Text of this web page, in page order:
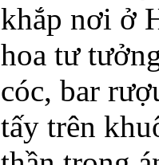
khắp nơi ở
hoa tư
cóc, bar
tấy trên